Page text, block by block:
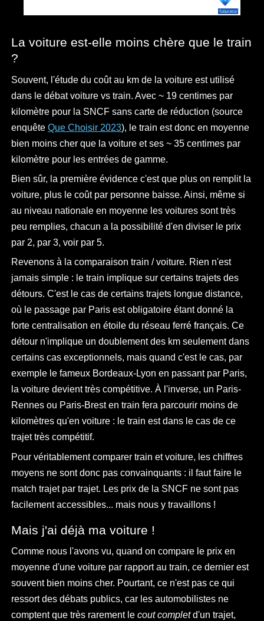
La voiture est-elle moins chère que le train
?
Souvent, l'étude du coût au km de la voiture est utilisé
dans le débat voiture vs train. Avec ~ 19 centimes par
kilomètre pour la SNCF sans carte de réduction (source
enquêteQue Choisir 2023), le train est donc en moyenne
bien moins cher que la voiture et ses ~ 35 centimes par
kilomètre pour les entrées de gamme.
Bien sûr, la première évidence c'est que plus on remplit la
voiture, plus le coût par personne baisse. Ainsi, même si
au niveau nationale en moyenne les voitures sont très
peu remplies, chacun a la possibilité d'en diviser le prix
par 2, par 3, voir par 5.
Revenons à la comparaison train / voiture. Rien n'est
jamais simple : le train implique sur certains trajets des
détours. C'est le cas de certains trajets longue distance,
où le passage par Paris est obligatoire étant donné la
forte centralisation en étoile du réseau ferré français. Ce
détour n'implique un doublement des km seulement dans
certains cas exceptionnels, mais quand c'est le cas, par
exemple le fameux Bordeaux-Lyon en passant par Paris,
la voiture devient très compétitive. À l'inverse, un Paris-
Rennes ou Paris-Brest en train fera parcourir moins de
kilomètres qu'en voiture : le train est dans le cas de ce
trajet très compétitif.
Pour véritablement comparer train et voiture, les chiffres
moyens ne sont donc pas convainquants : il faut faire le
match trajet par trajet. Les prix de la SNCF ne sont pas
facilement accessibles... mais nous y travaillons !
Mais j'ai déjà ma voiture !
Comme nous l'avons vu, quand on compare le prix en
moyenne d'une voiture par rapport au train, ce dernier est
souvent bien moins cher. Pourtant, ce n'est pas ce qui
ressort des débats publics, car les automobilistes ne
comptent que très rarement lecout completd'un trajet,